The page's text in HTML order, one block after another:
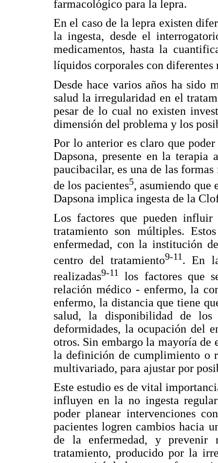
farmacológico para la lepra.
En el caso de la lepra existen
la ingesta, desde el
medicamentos, hasta la
líquidos corporales con diferentes
Desde hace varios años ha sido
salud la irregularidad en el
pesar de lo cual no existen
dimensión del problema y los
Por lo anterior es claro que
Dapsona, presente en la terapia
paucibacilar, es una de las
de los pacientes5, asumiendo que
Dapsona implica ingesta de la
Los factores que pueden
tratamiento son múltiples.
enfermedad, con la institución
centro del tratamiento9-11. En
realizadas9-11
los factores que
relación médico - enfermo, la
enfermo, la distancia que tiene
salud, la disponibilidad de los
deformidades, la ocupación del
otros. Sin embargo la mayoría de
la definición de cumplimiento o
multivariado, para ajustar por
Este estudio es de vital
influyen en la no ingesta
poder planear intervenciones
pacientes logren cambios hacia
de la enfermedad, y prevenir
tratamiento, producido por la